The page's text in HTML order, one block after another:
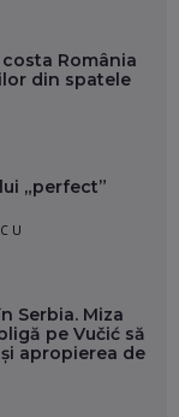
România
din spatele
„perfect”
Serbia. Miza
pe Vučić să
apropierea de